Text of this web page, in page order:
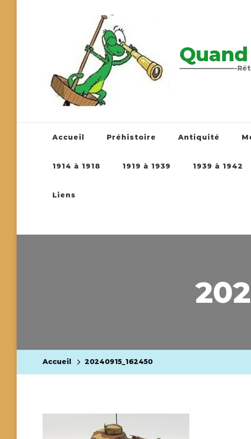
————————-
Accueil Préhistoire Antiquité
1914 à 1918 1919 à 1939 1939 à 1942
Liens
Accueil 20240915_162450